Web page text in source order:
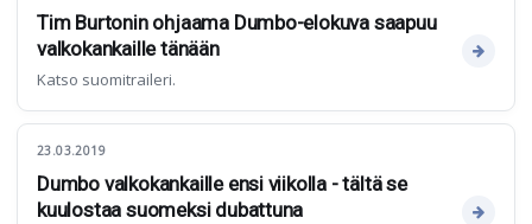
Tim Burtonin ohjaama Dumbo-elokuva saapuu
valkokankaille tänään
Katso suomitraileri.
23.03.2019
Dumbo valkokankaille ensi viikolla - tältä se
kuulostaa suomeksi dubattuna